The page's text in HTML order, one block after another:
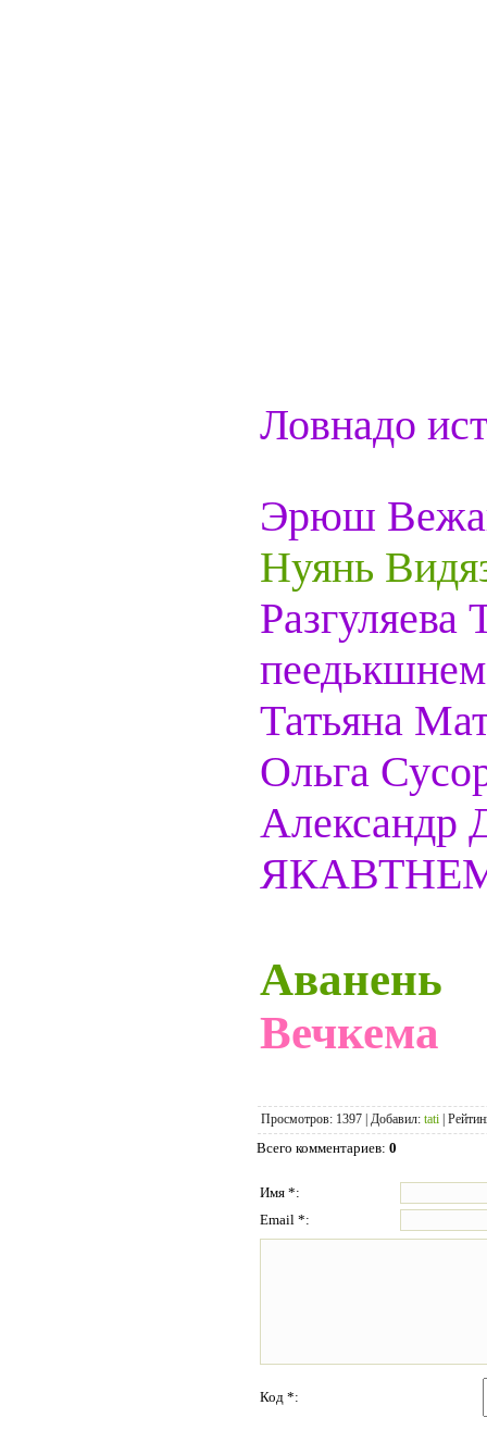
Ловнадо
Эрюш
Нуянь
Разгуляева
Татьяна
Ольга
Аванень
Вечкема
Просмотров: 1397 | Добавил: tati
Всего комментариев: 0
Имя *:
Email *:
Код *: